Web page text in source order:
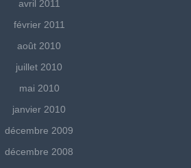
avril 2011
février 2011
août 2010
juillet 2010
mai 2010
janvier 2010
décembre 2009
décembre 2008